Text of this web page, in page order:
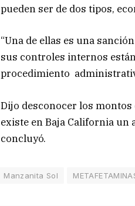
pueden ser de dos tipos,
“Una de ellas es una
sus controles internos
procedimiento
Dijo desconocer los
existe en Baja California
concluyó.
Manzanita Sol